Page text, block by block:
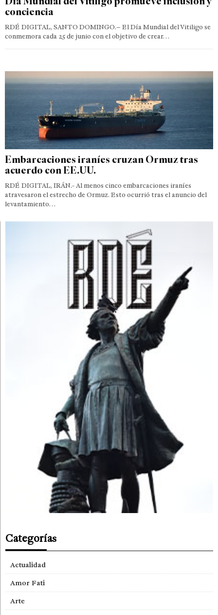
conciencia
RDÉ DIGITAL, SANTO DOMINGO.– El Día Mundial del Vitiligo se
conmemora cada 25 de junio con el objetivo de crear…
Embarcaciones iraníes cruzan Ormuz tras
acuerdo con EE.UU.
RDÉ DIGITAL, IRÁN.- Al menos cinco embarcaciones iraníes
atravesaron el estrecho de Ormuz. Esto ocurrió tras el anuncio del
levantamiento…
Categorías
Actualidad
Amor Fati
Arte